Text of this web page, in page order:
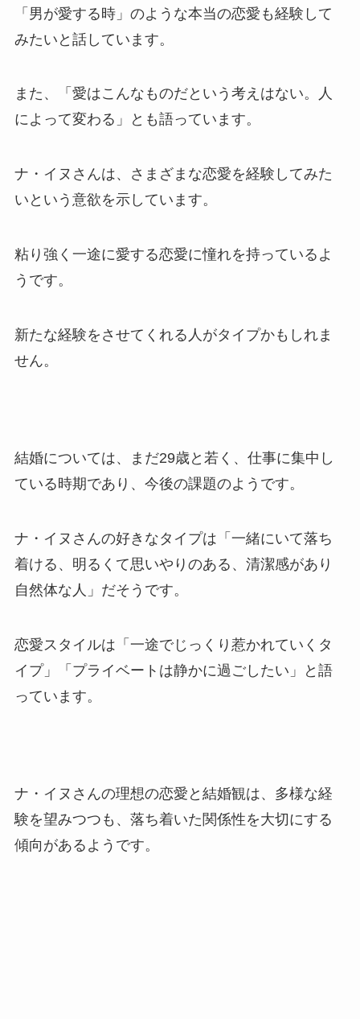
「男が愛する時」のような本当の恋愛も経験して
みたいと話しています。
また、「愛はこんなものだという考えはない。人
によって変わる」とも語っています。
ナ・イヌさんは、さまざまな恋愛を経験してみた
いという意欲を示しています。
粘り強く一途に愛する恋愛に憧れを持っているよ
うです。
新たな経験をさせてくれる人がタイプかもしれま
せん。
結婚については、まだ29歳と若く、仕事に集中し
ている時期であり、今後の課題のようです。
ナ・イヌさんの好きなタイプは「一緒にいて落ち
着ける、明るくて思いやりのある、清潔感があり
自然体な人」だそうです。
恋愛スタイルは「一途でじっくり惹かれていくタ
イプ」「プライベートは静かに過ごしたい」と語
っています。
ナ・イヌさんの理想の恋愛と結婚観は、多様な経
験を望みつつも、落ち着いた関係性を大切にする
傾向があるようです。